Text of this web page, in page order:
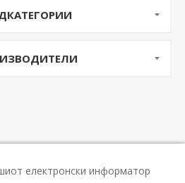
електронски информатор